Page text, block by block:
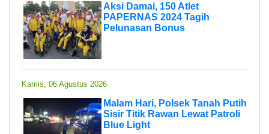
Aksi Damai, 150 Atlet
PAPERNAS 2024 Tagih
Pelunasan Bonus
Kamis, 06 Agustus 2026
Malam Hari, Polsek Tanah Putih
Sisir Titik Rawan Lewat Patroli
Blue Light